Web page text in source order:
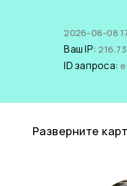
2026-08-08
Ваш IP:
ID запроса:
Разверните